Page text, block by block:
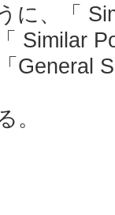
に、「
Similar
General
。